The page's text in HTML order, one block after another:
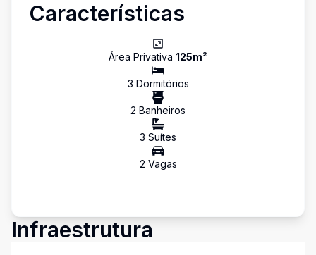
Características
Área Privativa 125m²
3 Dormitórios
2 Banheiros
3 Suítes
2 Vagas
Infraestrutura